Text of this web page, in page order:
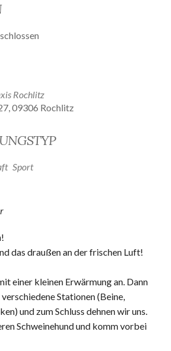
Rochlitz
09306 Rochlitz
Sport
das draußen an der frischen Luft!
einer kleinen Erwärmung an. Dann
Stationen (Beine,
und zum Schluss dehnen wir uns.
Schweinehund und komm vorbei